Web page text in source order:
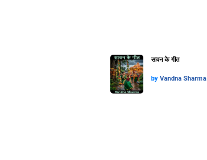
सावन के गीत
by Vandna Sharma